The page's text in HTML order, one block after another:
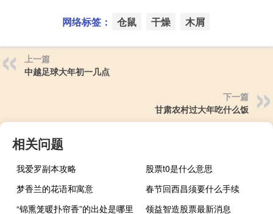
网络标签： 仓鼠 干燥 木屑
上一篇
中越足球大年初一几点
下一篇
甘肃农村过大年吃什么饭
相关问题
我爱罗副本攻略
股票t0是什么意思
梦香兰的花语和寓意
春节回西昌须要什么手续
“锦熏笼暖扑帘香”的出处是哪里
领益智造股票最新消息